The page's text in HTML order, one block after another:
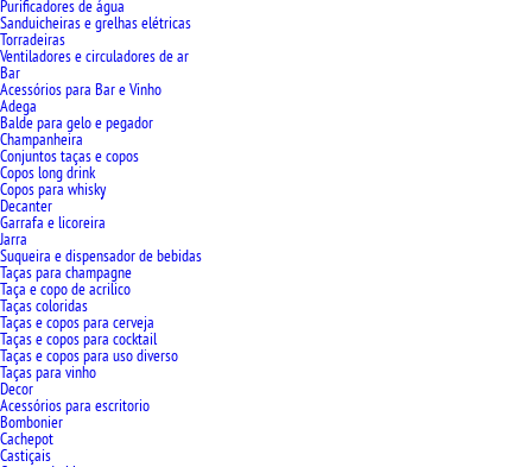
Purificadores de água
Sanduicheiras e grelhas elétricas
Torradeiras
Ventiladores e circuladores de ar
Bar
Acessórios para Bar e Vinho
Adega
Balde para gelo e pegador
Champanheira
Conjuntos taças e copos
Copos long drink
Copos para whisky
Decanter
Garrafa e licoreira
Jarra
Suqueira e dispensador de bebidas
Taças para champagne
Taça e copo de acrilico
Taças coloridas
Taças e copos para cerveja
Taças e copos para cocktail
Taças e copos para uso diverso
Taças para vinho
Decor
Acessórios para escritorio
Bombonier
Cachepot
Castiçais